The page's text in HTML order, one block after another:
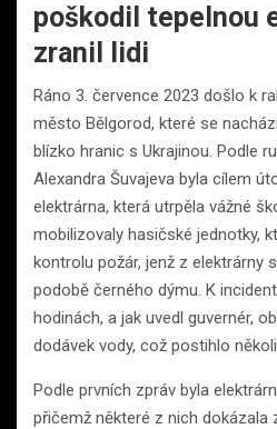
poškodil tepelnou
zranil lidi
Ráno 3. července 2023 došlo k
město Bělgorod, které se
blízko hranic s Ukrajinou. Podle
Alexandra Šuvajeva byla cílem
elektrárna, která utrpěla vážné
mobilizovaly hasičské jednotky,
kontrolu požár, jenž z elektrárny
podobě černého dýmu. K
hodinách, a jak uvedl guvernér,
dodávek vody, což postihlo
Podle prvních zpráv byla
přičemž některé z nich dokázala